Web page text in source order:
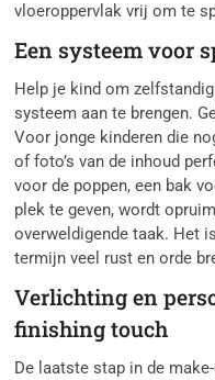
vloeroppervlak vrij om te
Een systeem voor
Help je kind om
systeem aan te brengen.
Voor jonge kinderen die
of foto’s van de inhoud
voor de poppen, een bak
plek te geven, wordt
overweldigende taak. Het
termijn veel rust en orde
Verlichting en
finishing touch
De laatste stap in de